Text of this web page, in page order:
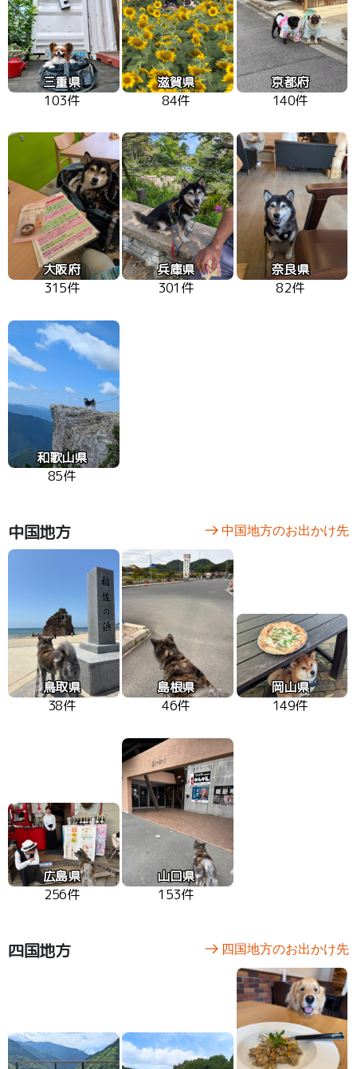
三重県
103件
滋賀県
84件
京都府
140件
大阪府
315件
兵庫県
301件
奈良県
82件
和歌山県
85件
中国地方 中国地方のお出かけ先
鳥取県
38件
島根県
46件
岡山県
149件
広島県
256件
山口県
153件
四国地方 四国地方のお出かけ先